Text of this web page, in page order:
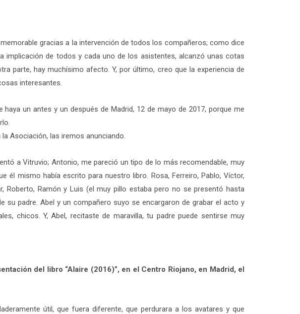
gracias a la intervención de todos los compañeros; como dice
implicación de todos y cada uno de los asistentes, alcanzó unas cotas
parte, hay muchísimo afecto. Y, por último, creo que la experiencia de
interesantes.
un antes y un después de Madrid, 12 de mayo de 2017, porque me
Asociación, las iremos anunciando.
a Vitruvio; Antonio, me pareció un tipo de lo más recomendable, muy
él mismo había escrito para nuestro libro. Rosa, Ferreiro, Pablo, Víctor,
Roberto, Ramón y Luis (el muy pillo estaba pero no se presentó hasta
su padre. Abel y un compañero suyo se encargaron de grabar el acto y
chicos. Y, Abel, recitaste de maravilla, tu padre puede sentirse muy
del libro “Alaire (2016)”, en el Centro Riojano, en Madrid, el
útil, que fuera diferente, que perdurara a los avatares y que